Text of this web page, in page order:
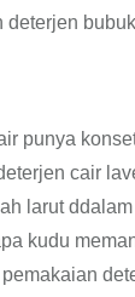
deterjen
punya
cair
larut
kudu